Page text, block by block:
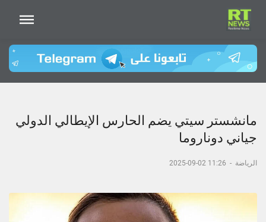
مانشستر سيتي يضم الحارس الإيطالي الدولي
جياني دوناروما
الرياضة -
11:26 02-09-2025